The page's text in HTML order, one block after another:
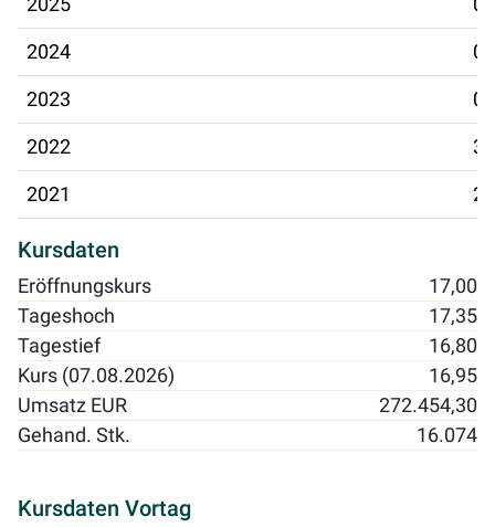
2025
2024
2023
2022
2021
Kursdaten
Eröffnungskurs
17,00
Tageshoch
17,35
Tagestief
16,80
Kurs (07.08.2026)
16,95
Umsatz EUR
272.454,30
Gehand. Stk.
16.074
Kursdaten Vortag